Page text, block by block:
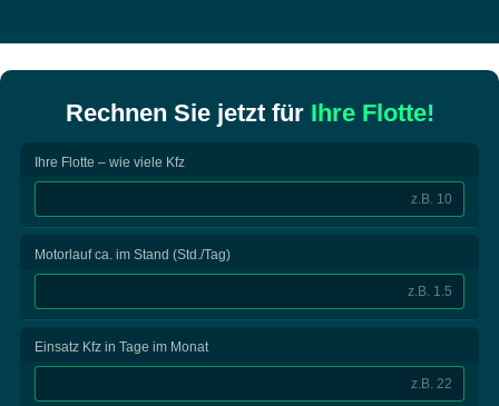
Rechnen Sie jetzt für Ihre Flotte!
Ihre Flotte – wie viele Kfz
Motorlauf ca. im Stand (Std./Tag)
Einsatz Kfz in Tage im Monat